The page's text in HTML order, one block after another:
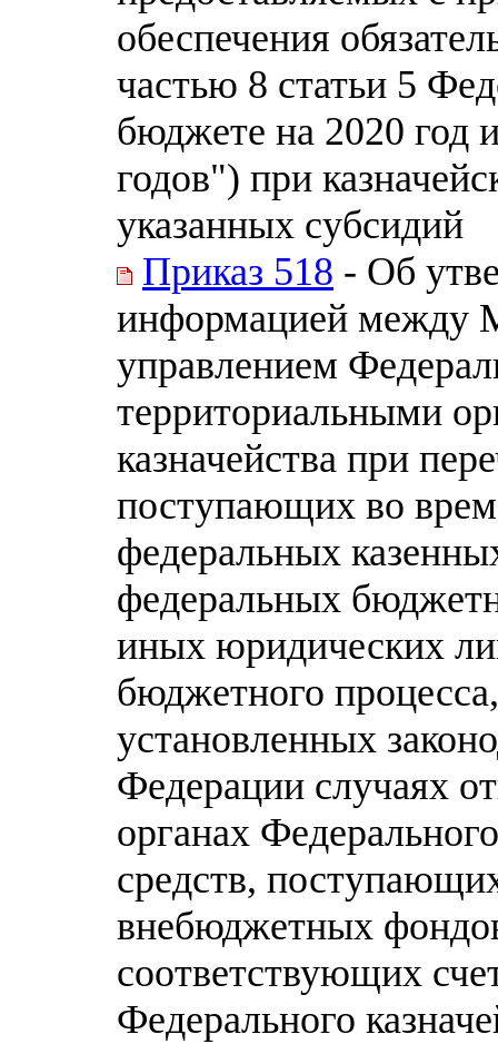
обеспечения
частью 8 статьи 5
бюджете на 2020 год
годов") при
указанных субсидий
Приказ 518 - Об
информацией между
управлением
территориальными
казначейства при
поступающих во
федеральных
федеральных
иных юридических
бюджетного
установленных
Федерации случаях
органах
средств,
внебюджетных
соответствующих
Федерального